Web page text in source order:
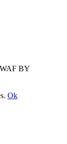
BY
Ok